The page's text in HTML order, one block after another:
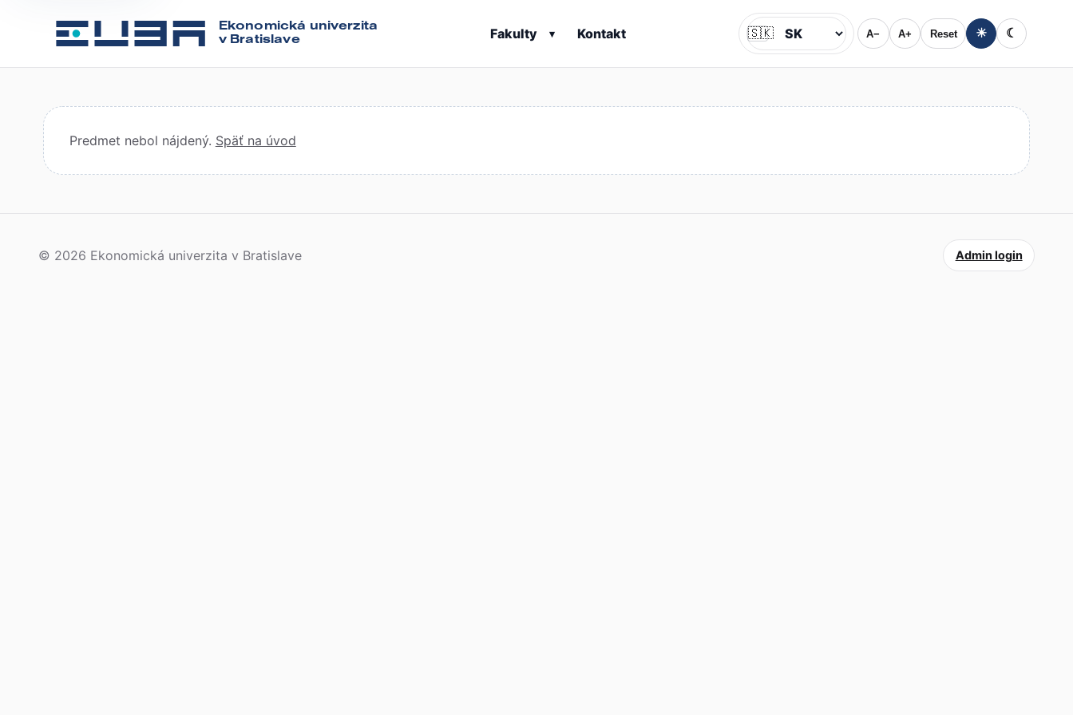
Ekonomická univerzita
v Bratislave
Fakulty ▾ Kontakt Jazyk
🇸🇰 A− A+ Reset ☀ ☾
Predmet nebol nájdený. Späť na úvod
© 2026 Ekonomická univerzita v Bratislave Admin login